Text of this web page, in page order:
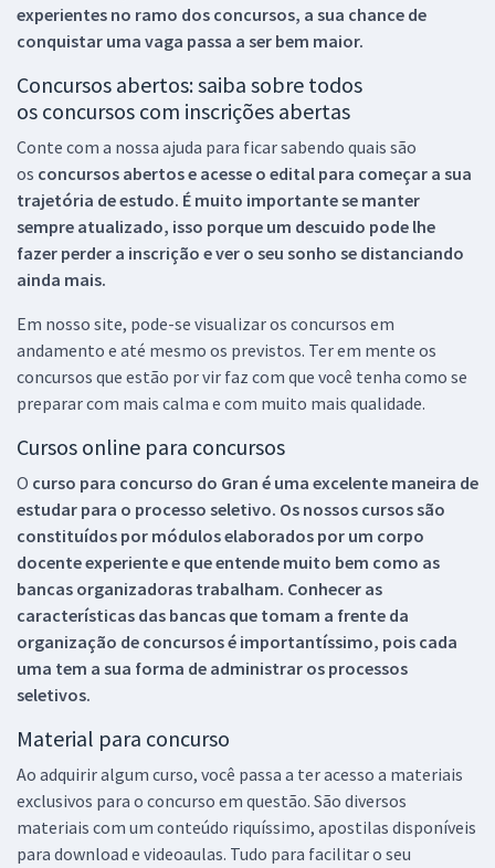
experientes no ramo dos concursos, a sua chance de
conquistar uma vaga passa a ser bem maior.
Concursos abertos: saiba sobre todos
os concursos com inscrições abertas
Conte com a nossa ajuda para ficar sabendo quais são
os concursos abertos e acesse o edital para começar a sua
trajetória de estudo. É muito importante se manter
sempre atualizado, isso porque um descuido pode lhe
fazer perder a inscrição e ver o seu sonho se distanciando
ainda mais.
Em nosso site, pode-se visualizar os concursos em
andamento e até mesmo os previstos. Ter em mente os
concursos que estão por vir faz com que você tenha como se
preparar com mais calma e com muito mais qualidade.
Cursos online para concursos
O curso para concurso do Gran é uma excelente maneira de
estudar para o processo seletivo. Os nossos cursos são
constituídos por módulos elaborados por um corpo
docente experiente e que entende muito bem como as
bancas organizadoras trabalham. Conhecer as
características das bancas que tomam a frente da
organização de concursos é importantíssimo, pois cada
uma tem a sua forma de administrar os processos
seletivos.
Material para concurso
Ao adquirir algum curso, você passa a ter acesso a materiais
exclusivos para o concurso em questão. São diversos
materiais com um conteúdo riquíssimo, apostilas disponíveis
para download e videoaulas. Tudo para facilitar o seu